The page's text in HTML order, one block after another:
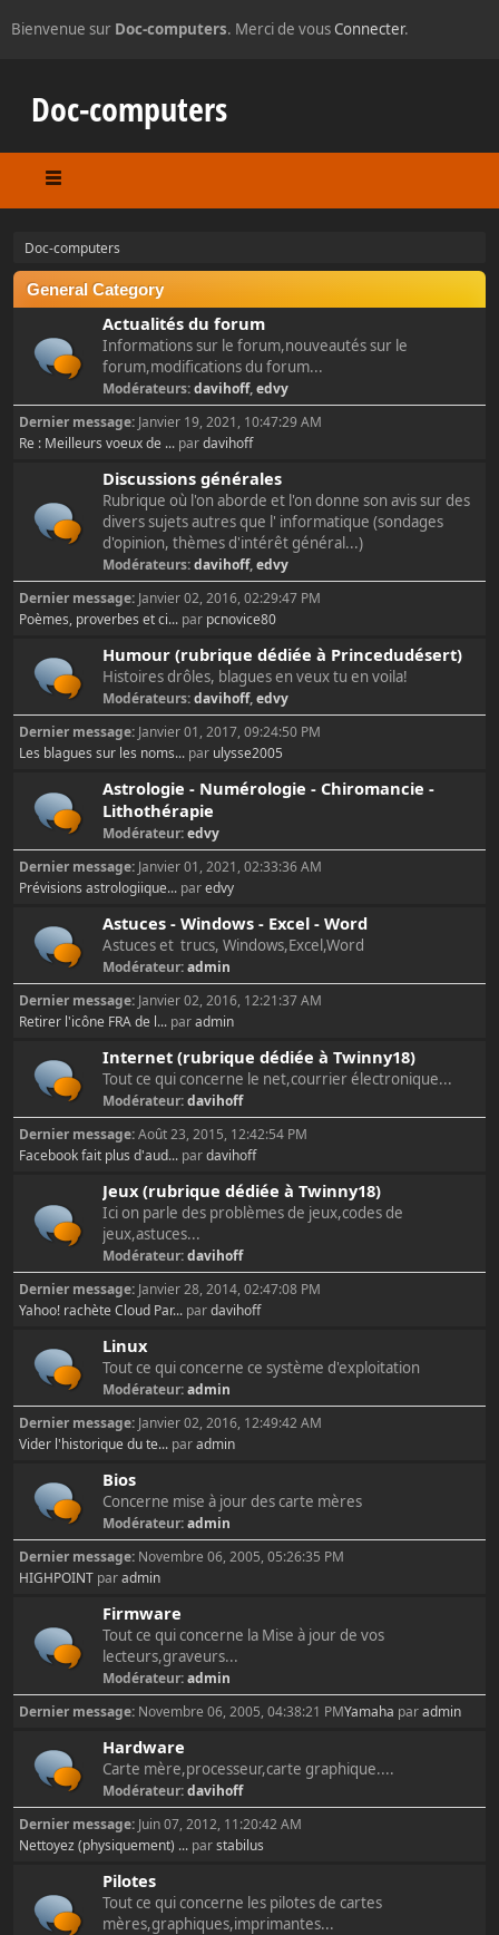
Bienvenue sur Doc-computers. Merci de vousConnecter.
Doc-computers
Doc-computers
General Category
Actualités du forum
Informations sur le forum,nouveautés sur le
forum,modifications du forum...
Modérateurs:davihoff,edvy
Dernier message: Janvier 19, 2021, 10:47:29 AM
Re : Meilleurs voeux de ... pardavihoff
Discussions générales
Rubrique où l'on aborde et l'on donne son avis sur des
divers sujets autres que l' informatique (sondages
d'opinion, thèmes d'intérêt général...)
Modérateurs:davihoff,edvy
Dernier message: Janvier 02, 2016, 02:29:47 PM
Poèmes, proverbes et ci... par pcnovice80
Humour (rubrique dédiée à Princedudésert)
Histoires drôles, blagues en veux tu en voila!
Modérateurs:davihoff,edvy
Dernier message: Janvier 01, 2017, 09:24:50 PM
Les blagues sur les noms... par ulysse2005
Astrologie - Numérologie - Chiromancie -
Lithothérapie
Modérateur:edvy
Dernier message: Janvier 01, 2021, 02:33:36 AM
Prévisions astrologiique... paredvy
Astuces - Windows - Excel - Word
Astuces et trucs, Windows,Excel,Word
Modérateur:admin
Dernier message: Janvier 02, 2016, 12:21:37 AM
Retirer l'icône FRA de l... paradmin
Internet (rubrique dédiée à Twinny18)
Tout ce qui concerne le net,courrier électronique...
Modérateur:davihoff
Dernier message:Août 23, 2015, 12:42:54 PM
Facebook fait plus d'aud... pardavihoff
Jeux (rubrique dédiée à Twinny18)
Ici on parle des problèmes de jeux,codes de
jeux,astuces...
Modérateur:davihoff
Dernier message: Janvier 28, 2014, 02:47:08 PM
Yahoo! rachète Cloud Par... pardavihoff
Linux
Tout ce qui concerne ce système d'exploitation
Modérateur:admin
Dernier message: Janvier 02, 2016, 12:49:42 AM
Vider l'historique du te... paradmin
Bios
Concerne mise à jour des carte mères
Modérateur:admin
Dernier message: Novembre 06, 2005, 05:26:35 PM
HIGHPOINT paradmin
Firmware
Tout ce qui concerne la Mise à jour de vos
lecteurs,graveurs...
Modérateur:admin
Dernier message: Novembre 06, 2005, 04:38:21 PMYamaha paradmin
Hardware
Carte mère,processeur,carte graphique....
Modérateur:davihoff
Dernier message: Juin 07, 2012, 11:20:42 AM
Nettoyez (physiquement) ... parstabilus
Pilotes
Tout ce qui concerne les pilotes de cartes
mères,graphiques,imprimantes...